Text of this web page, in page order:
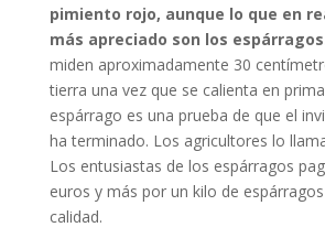
pimiento rojo, aunque lo que en
más apreciado son los
miden aproximadamente 30
tierra una vez que se calienta en
espárrago es una prueba de que el
ha terminado. Los agricultores lo
Los entusiastas de los espárragos
euros y más por un kilo de
calidad.